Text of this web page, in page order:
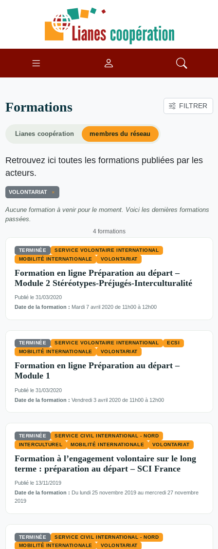
Formations FILTRER
Lianes coopération membres du réseau
Retrouvez ici toutes les formations publiées par les
acteurs.
VOLONTARIAT
Aucune formation à venir pour le moment. Voici les dernières formations
passées.
4 formations
TERMINÉE
SERVICE VOLONTAIRE INTERNATIONAL
MOBILITÉ INTERNATIONALE
VOLONTARIAT
Formation en ligne Préparation au départ –
Module 2 Stéréotypes-Préjugés-Interculturalité
Publié le 31/03/2020
Date de la formation : Mardi 7 avril 2020 de 11h00 à 12h00
TERMINÉE SERVICE VOLONTAIRE INTERNATIONAL
ECSI
MOBILITÉ INTERNATIONALE
VOLONTARIAT
Formation en ligne Préparation au départ –
Module 1
Publié le 31/03/2020
Date de la formation : Vendredi 3 avril 2020 de 11h00 à 12h00
TERMINÉE
SERVICE CIVIL INTERNATIONAL - NORD
INTERCULTUREL
MOBILITÉ INTERNATIONALE VOLONTARIAT
Formation à l’engagement volontaire sur le long
terme : préparation au départ – SCI France
Publié le 13/11/2019
Date de la formation : Du lundi 25 novembre 2019 au mercredi 27 novembre
2019
TERMINÉE
SERVICE CIVIL INTERNATIONAL - NORD
MOBILITÉ INTERNATIONALE
VOLONTARIAT